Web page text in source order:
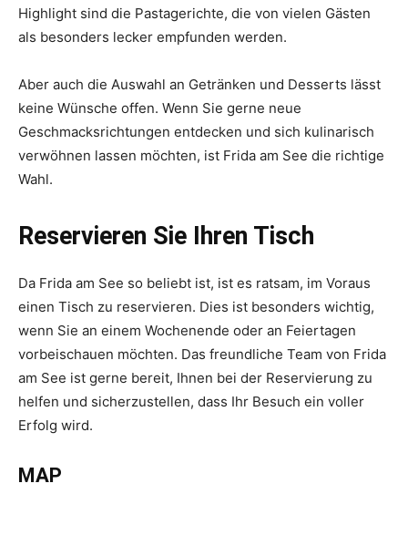
Highlight sind die Pastagerichte, die von vielen Gästen
als besonders lecker empfunden werden.
Aber auch die Auswahl an Getränken und Desserts lässt
keine Wünsche offen. Wenn Sie gerne neue
Geschmacksrichtungen entdecken und sich kulinarisch
verwöhnen lassen möchten, ist Frida am See die richtige
Wahl.
Reservieren Sie Ihren Tisch
Da Frida am See so beliebt ist, ist es ratsam, im Voraus
einen Tisch zu reservieren. Dies ist besonders wichtig,
wenn Sie an einem Wochenende oder an Feiertagen
vorbeischauen möchten. Das freundliche Team von Frida
am See ist gerne bereit, Ihnen bei der Reservierung zu
helfen und sicherzustellen, dass Ihr Besuch ein voller
Erfolg wird.
MAP